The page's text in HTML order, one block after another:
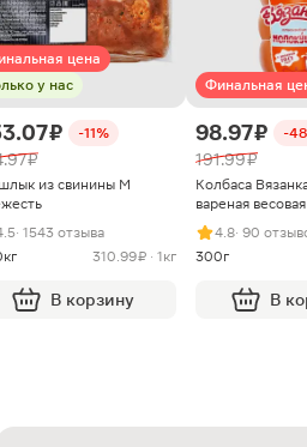
цена
у нас
₽ -11%
₽
из свинины М
· 1543 отзыва
310.99 ₽ · 1кг
В корзину
Финальная
98.97 ₽ -
191.99 ₽
Колбаса
вареная весовая
4.8· 90
300г
В